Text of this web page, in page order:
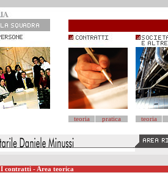
teoria pratica teoria
I contratti - Area teorica